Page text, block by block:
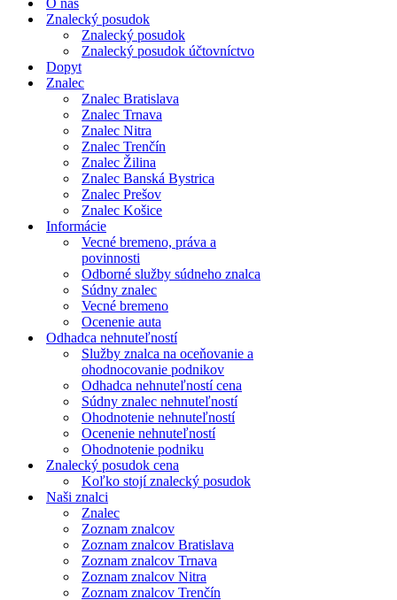
O nás
Znalecký posudok
Znalecký posudok
Znalecký posudok účtovníctvo
Dopyt
Znalec
Znalec Bratislava
Znalec Trnava
Znalec Nitra
Znalec Trenčín
Znalec Žilina
Znalec Banská Bystrica
Znalec Prešov
Znalec Košice
Informácie
Vecné bremeno, práva a
povinnosti
Odborné služby súdneho znalca
Súdny znalec
Vecné bremeno
Ocenenie auta
Odhadca nehnuteľností
Služby znalca na oceňovanie a
ohodnocovanie podnikov
Odhadca nehnuteľností cena
Súdny znalec nehnuteľností
Ohodnotenie nehnuteľností
Ocenenie nehnuteľností
Ohodnotenie podniku
Znalecký posudok cena
Koľko stojí znalecký posudok
Naši znalci
Znalec
Zoznam znalcov
Zoznam znalcov Bratislava
Zoznam znalcov Trnava
Zoznam znalcov Nitra
Zoznam znalcov Trenčín